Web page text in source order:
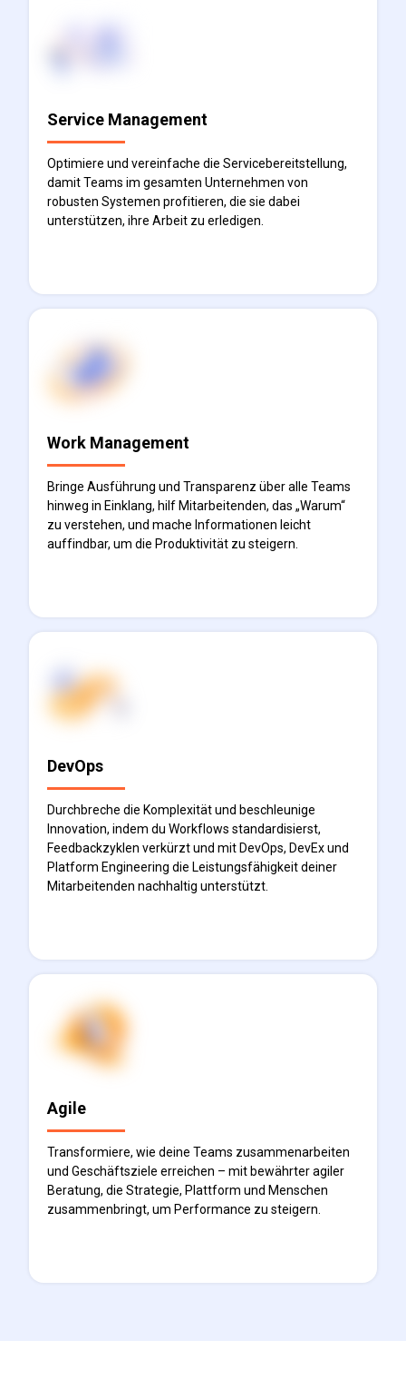
Service Management
Optimiere und vereinfache die Servicebereitstellung,
damit Teams im gesamten Unternehmen von
robusten Systemen profitieren, die sie dabei
unterstützen, ihre Arbeit zu erledigen.
Work Management
Bringe Ausführung und Transparenz über alle Teams
hinweg in Einklang, hilf Mitarbeitenden, das „Warum“
zu verstehen, und mache Informationen leicht
auffindbar, um die Produktivität zu steigern.
DevOps
Durchbreche die Komplexität und beschleunige
Innovation, indem du Workflows standardisierst,
Feedbackzyklen verkürzt und mit DevOps, DevEx und
Platform Engineering die Leistungsfähigkeit deiner
Mitarbeitenden nachhaltig unterstützt.
Agile
Transformiere, wie deine Teams zusammenarbeiten
und Geschäftsziele erreichen – mit bewährter agiler
Beratung, die Strategie, Plattform und Menschen
zusammenbringt, um Performance zu steigern.